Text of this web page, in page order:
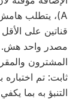
على الأقل
به بما يكفي